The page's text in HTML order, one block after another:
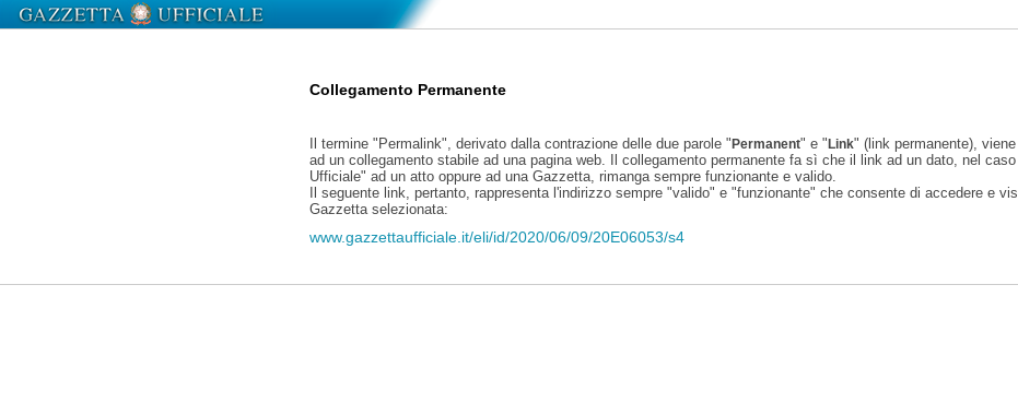
Collegamento Permanente
Il termine "Permalink", derivato dalla contrazione delle due parole "Permanent" e "Link" (link permanente),
ad un collegamento stabile ad una pagina web. Il collegamento permanente fa sì che il link ad un dato, nel
Ufficiale" ad un atto oppure ad una Gazzetta, rimanga sempre funzionante e valido.
Il seguente link, pertanto, rappresenta l'indirizzo sempre "valido" e "funzionante" che consente di accedere e
Gazzetta selezionata:
www.gazzettaufficiale.it/eli/id/2020/06/09/20E06053/s4